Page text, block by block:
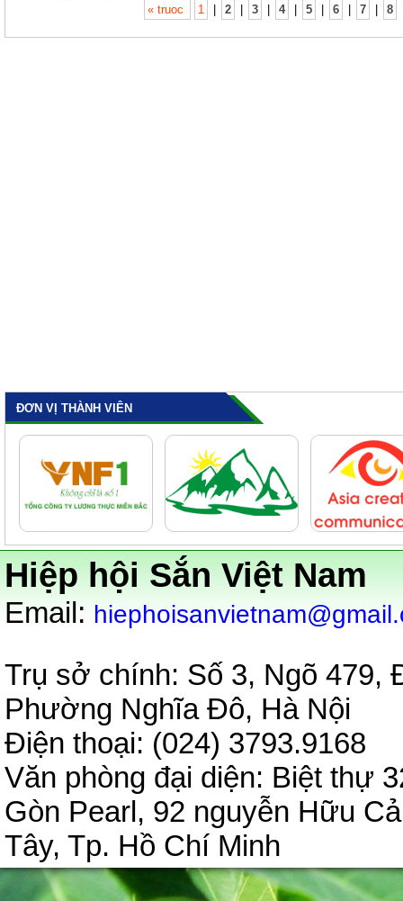
« truoc 1 2 3 4 5 6 7 8
ĐƠN VỊ THÀNH VIÊN
Hiệp hội Sắn Việt Nam
Email:
Trụ sở chính: Số 3, Ngõ 479,
Phường Nghĩa Đô, Hà Nội
Điện thoại: (024)
Văn phòng đại diện: Biệt thự
Gòn Pearl, 92 nguyễn Hữu
Tây, Tp. Hồ Chí Minh